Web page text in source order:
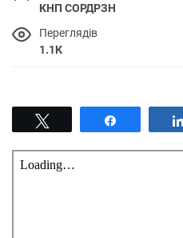
КНП СОРДРЗН
Переглядів
1.1К
Поділитися